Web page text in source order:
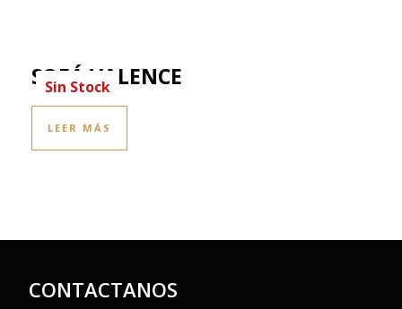
SOFÁ VALENCE
LEER MÁS
Sin Stock
CONTACTANOS